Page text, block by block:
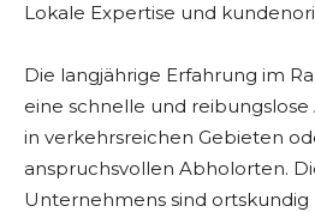
Lokale Expertise und
Die langjährige Erfahrung im
eine schnelle und
in verkehrsreichen Gebieten
anspruchsvollen Abholorten.
Unternehmens sind ortskundig